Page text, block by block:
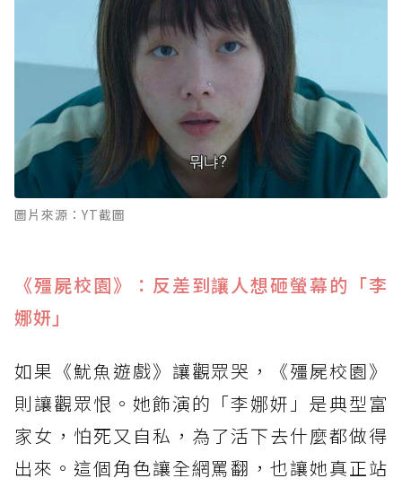
圖片來源：YT截圖
《殭屍校園》：反差到讓人想砸螢幕的「李
娜妍」
如果《魷魚遊戲》讓觀眾哭，《殭屍校園》
則讓觀眾恨。她飾演的「李娜妍」是典型富
家女，怕死又自私，為了活下去什麼都做得
出來。這個角色讓全網罵翻，也讓她真正站